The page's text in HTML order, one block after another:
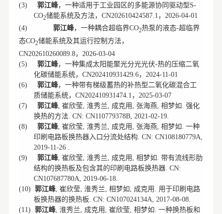
(3)
郭江峰，一种适用于工业园区的多能源协同驱动型S-
CO2储能系统及方法， CN202610424587.1 ， 2026-04-01
(4)
郭江峰，一种耦合超临界CO2热泵的液态-超临界
态CO2储能系统及其运行控制方法，
CN202610260089.8， 2026-03-04
(5)
郭江峰，一种集成太阳能聚光分光光伏-热的压缩二氧
化碳储能系统， CN202410931429.6， 2024-11-01
(6)
郭江峰，一种带有梯级蓄热的补热型二氧化碳混合工
质储能系统， CN202410931474.1 ， 2025-03-07
(7)
郭江峰 崔欣莹 淮秀兰 成克用 张海燕 相梦如 强化
换热的方法 . CN: CN110779378B, 2021-02-19.
(8)
郭江峰 崔欣莹 淮秀兰 成克用 张海燕 相梦如 一种
印刷电路板换热器入口分流处结构 . CN: CN108180779A,
2019-11-26
(9)
郭江峰 崔欣莹 淮秀兰 成克用 相梦如 带有流线形肋
结构的换热板及包含其的印刷电路板换热器 . CN:
CN107687780A, 2019-06-18
(10) 郭江峰 崔欣莹 淮秀兰 相梦如 成克用
用于印刷电路
板换热器的换热板 . CN: CN107024134A, 2017-08-08.
(11) 郭江峰 淮秀兰 成克用 崔欣莹 相梦如 一种换热板和